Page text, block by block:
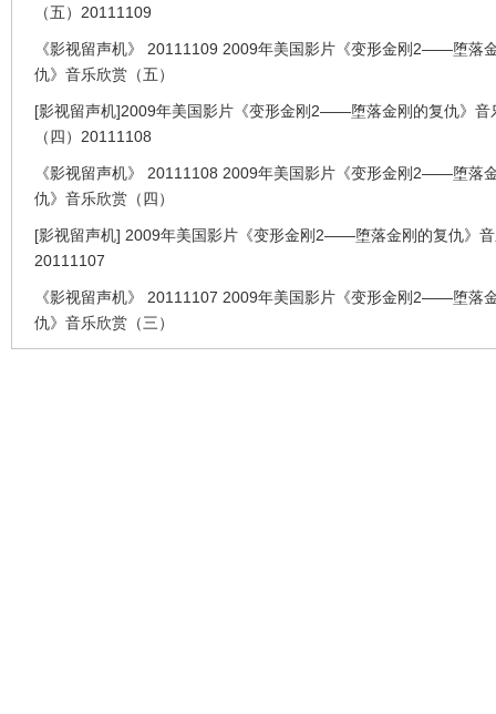
（五）20111109
《影视留声机》 20111109 2009年美国影片《变形金刚2——堕落
仇》音乐欣赏（五）
[影视留声机]2009年美国影片《变形金刚2——堕落金刚的复仇》音
（四）20111108
《影视留声机》 20111108 2009年美国影片《变形金刚2——堕落
仇》音乐欣赏（四）
[影视留声机] 2009年美国影片《变形金刚2——堕落金刚的复仇》
20111107
《影视留声机》 20111107 2009年美国影片《变形金刚2——堕落
仇》音乐欣赏（三）